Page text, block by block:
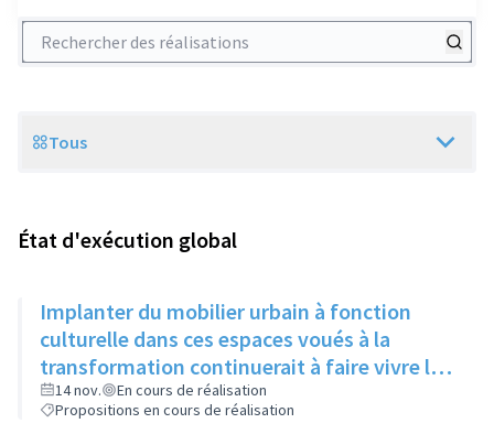
Rechercher des réalisations
Scope
Tous
État d'exécution global
Implanter du mobilier urbain à fonction
culturelle dans ces espaces voués à la
transformation continuerait à faire vivre le
secteur
14 nov.
En cours de réalisation
Propositions en cours de réalisation